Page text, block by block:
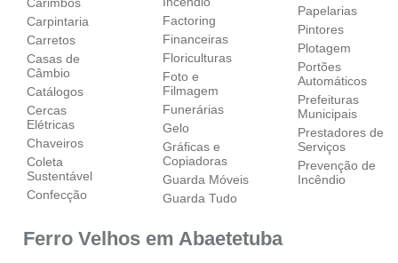
Carpintaria
Carretos
Casas de
Câmbio
Catálogos
Cercas
Elétricas
Chaveiros
Coleta
Sustentável
Confecção
Factoring
Financeiras
Floriculturas
Foto e
Filmagem
Funerárias
Gelo
Gráficas e
Copiadoras
Guarda Móveis
Guarda Tudo
Papelarias
Pintores
Plotagem
Portões
Automáticos
Prefeituras
Municipais
Prestadores de
Serviços
Prevenção de
Incêndio
Ferro Velhos em Abaetetuba